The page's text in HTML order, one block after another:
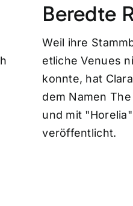
Beredte
Weil ihre
etliche Venues
konnte, hat
dem Namen
und mit
veröffentlicht.